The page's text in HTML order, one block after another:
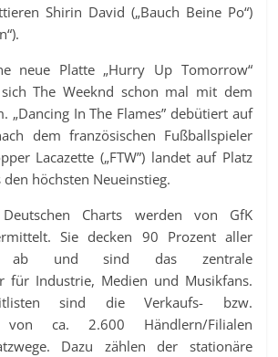
Shirin David („Bauch Beine Po“)
neue Platte „Hurry Up Tomorrow“
The Weeknd schon mal mit dem
„Dancing In The Flames” debütiert auf
dem französischen Fußballspieler
Lacazette („FTW”) landet auf Platz
höchsten Neueinstieg.
Charts werden von GfK
Sie decken 90 Prozent aller
ab und sind das zentrale
für Industrie, Medien und Musikfans.
sind die Verkaufs- bzw.
von ca. 2.600 Händlern/Filialen
Dazu zählen der stationäre